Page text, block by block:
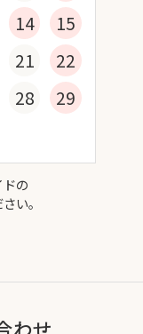
14
15
21
22
28
29
の
い。
わせ